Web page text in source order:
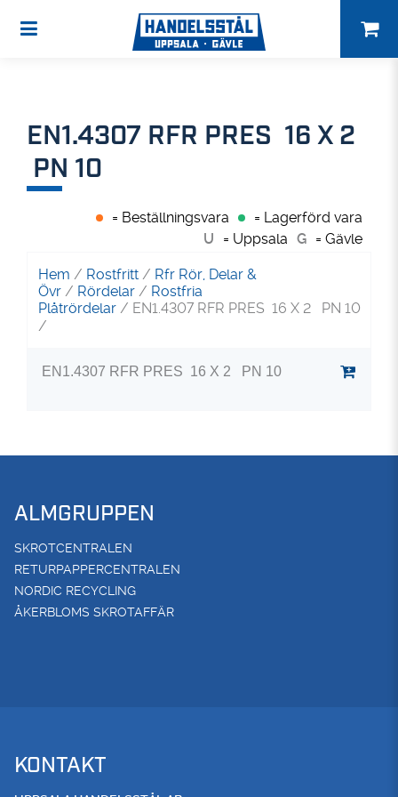
EN1.4307 RFR PRES 16 X 2
PN 10
= Beställningsvara
= Lagerförd vara
U
= Uppsala G = Gävle
Hem / Rostfritt / Rfr Rör, Delar &
Övr / Rördelar / Rostfria
Plåtrördelar / EN1.4307 RFR PRES 16 X 2 PN 10
/
EN1.4307 RFR PRES 16 X 2 PN 10
ALMGRUPPEN
SKROTCENTRALEN
RETURPAPPERCENTRALEN
NORDIC RECYCLING
ÅKERBLOMS SKROTAFFÄR
KONTAKT